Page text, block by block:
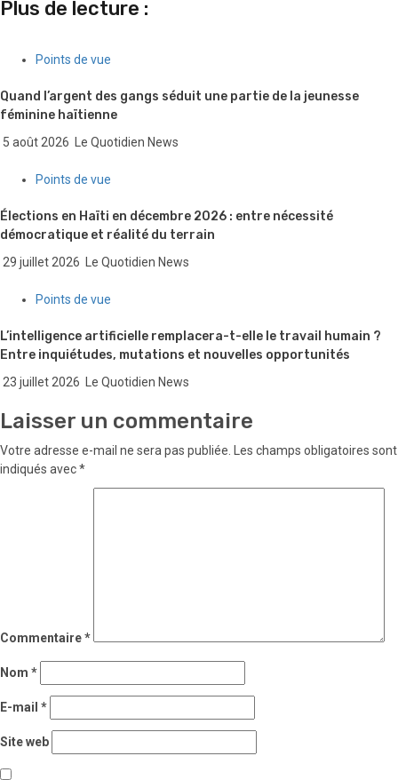
Plus de lecture :
Points de vue
Quand l’argent des gangs séduit une partie de la jeunesse
féminine haïtienne
5 août 2026 Le Quotidien News
Points de vue
Élections en Haïti en décembre 2026 : entre nécessité
démocratique et réalité du terrain
29 juillet 2026 Le Quotidien News
Points de vue
L’intelligence artificielle remplacera-t-elle le travail humain ?
Entre inquiétudes, mutations et nouvelles opportunités
23 juillet 2026 Le Quotidien News
Laisser un commentaire
Votre adresse e-mail ne sera pas publiée.
Les champs obligatoires sont
indiqués avec*
Commentaire*
Nom *
E-mail *
Site web